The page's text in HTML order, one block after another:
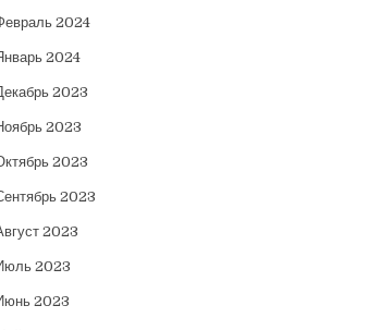
2024
2024
2023
2023
2023
2023
2023
2023
2023